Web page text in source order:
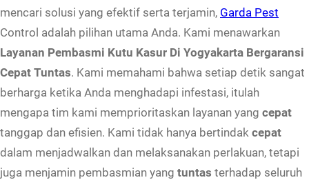
e
m
b
a
s
m
i
K
u
mencari solusi yang efektif serta terjamin, Garda Pest
Control adalah pilihan utama Anda. Kami menawarkan
Layanan Pembasmi Kutu Kasur Di Yogyakarta Bergaransi
Cepat Tuntas. Kami memahami bahwa setiap detik sangat
berharga ketika Anda menghadapi infestasi, itulah
mengapa tim kami memprioritaskan layanan yang cepat
tanggap dan efisien. Kami tidak hanya bertindak cepat
dalam menjadwalkan dan melaksanakan perlakuan, tetapi
juga menjamin pembasmian yang tuntas terhadap seluruh